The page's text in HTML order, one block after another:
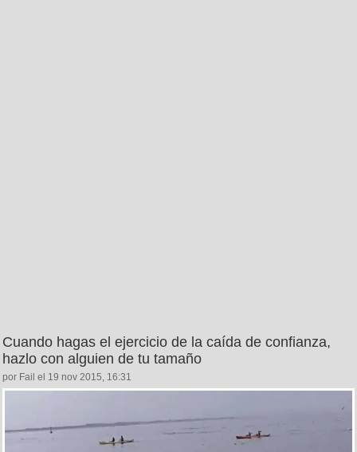
Cuando hagas el ejercicio de la caída de confianza,
hazlo con alguien de tu tamaño
por Fail el 19 nov 2015, 16:31